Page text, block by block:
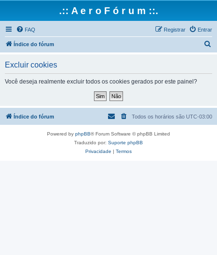
.:: A e r o F ó r u m ::.
FAQ Entrar
Registrar
Índice do fórum
a
Excluir cookies
Você deseja realmente excluir todos os cookies gerados por este painel?
Índice do fórum Todos os horários são UTC-03:00
Powered by phpBB® Forum Software © phpBB Limited
Traduzido por: Suporte phpBB
Privacidade | Termos